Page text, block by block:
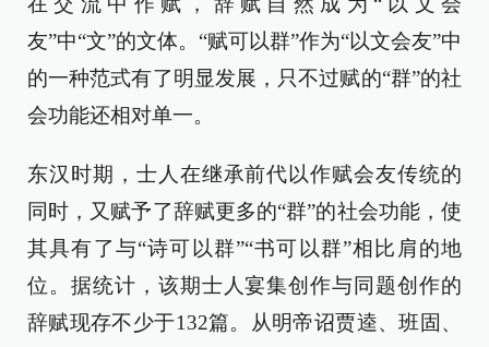
友”中“文”的文体。“赋可以群”作为“以文会友”中
的一种范式有了明显发展，只不过赋的“群”的社
会功能还相对单一。
东汉时期，士人在继承前代以作赋会友传统的
同时，又赋予了辞赋更多的“群”的社会功能，使
其具有了与“诗可以群”“书可以群”相比肩的地
位。据统计，该期士人宴集创作与同题创作的
辞赋现存不少于132篇。从明帝诏贾逵、班固、